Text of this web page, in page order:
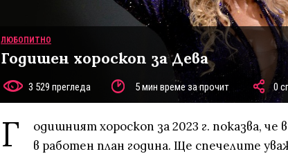
ЛЮБОПИТНО
Годишен хороскоп за Дева
3 529 прегледа 5 мин време за прочит 0
Г
одишният хороскоп за 2023 г. показва,
в работен план година. Ще спечелите